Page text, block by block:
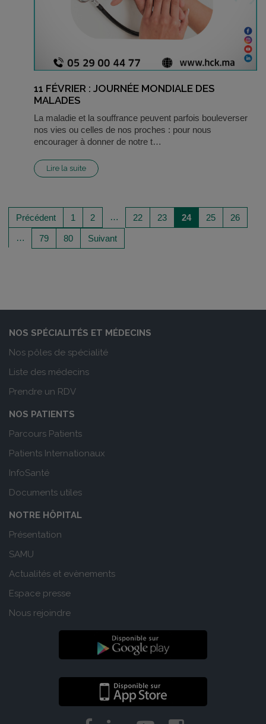
11 FÉVRIER : JOURNÉE MONDIALE DES
MALADES
La maladie et la souffrance peuvent parfois bouleverser
nos vies ou celles de nos proches : pour nous
encourager à donner de notre t…
Lire la suite
Précédent 1 2 … 22 23 24 25
26
…
79 80 Suivant
NOS SPÉCIALITÉS ET MÉDECINS
Nos pôles de spécialité
Liste des médecins
Prendre un RDV
NOS PATIENTS
Parcours Patients
Patients Internationaux
InfoSanté
Documents utiles
NOTRE HÔPITAL
Présentation
SAMU
Actualités et evènements
Espace presse
Nous rejoindre